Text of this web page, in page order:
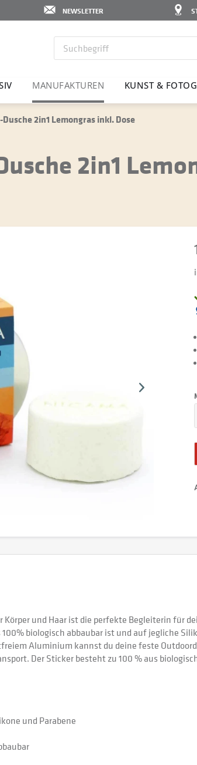
NEWSLETTER
MANU­FAK­TUREN KUNST &
2in1 Lemongras inkl. Dose
2in1
Körper und Haar ist die perfekte Begleiterin für
biologisch abbaubar ist und auf jegliche
Aluminium kannst du deine feste
Der Sticker besteht zu 100 % aus
und Parabene